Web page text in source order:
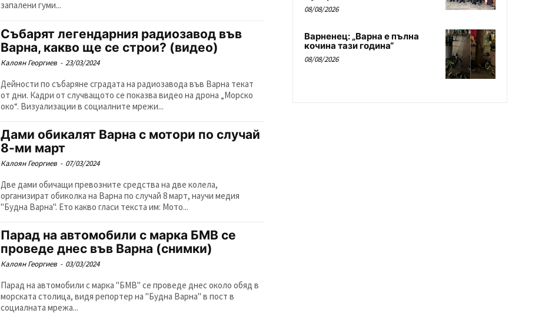
запалени гуми...
Събарят легендарния радиозавод във
Варна, какво ще се строи? (видео)
Калоян Георгиев - 23/03/2024
Дейности по събаряне сградата на радиозавода във Варна текат
от дни. Кадри от случващото се показва видео на дрона „Морско
око“. Визуализации в социалните мрежи...
Дами обикалят Варна с мотори по случай
8-ми март
Калоян Георгиев - 07/03/2024
Две дами обичащи превозните средства на две колела,
организират обиколка на Варна по случай 8 март, научи медия
"Будна Варна". Ето какво гласи текста им: Мото...
Парад на автомобили с марка БМВ се
проведе днес във Варна (снимки)
Калоян Георгиев - 03/03/2024
Парад на автомобили с марка "БМВ" се проведе днес около обяд в
морската столица, видя репортер на "Будна Варна" в пост в
социалната мрежа...
08/08/2026
Варненец: „Варна е пълна
кочина тази година“
08/08/2026